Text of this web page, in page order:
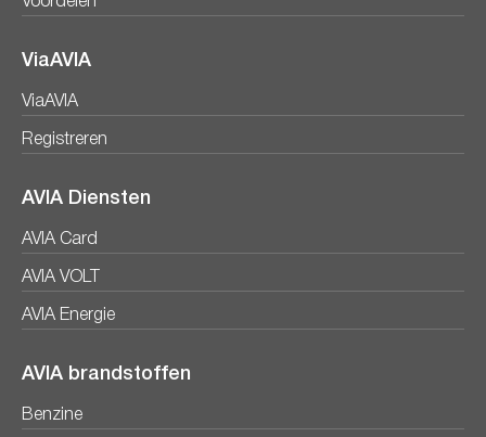
ViaAVIA
ViaAVIA
Registreren
AVIA Diensten
AVIA Card
AVIA VOLT
AVIA Energie
AVIA brandstoffen
Benzine